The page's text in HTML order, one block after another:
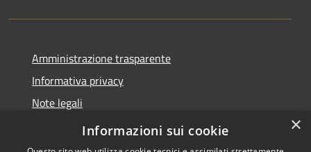
Amministrazione trasparente
Informativa privacy
Note legali
Dichiarazione di accessibilità
×
Informazioni sui cookie